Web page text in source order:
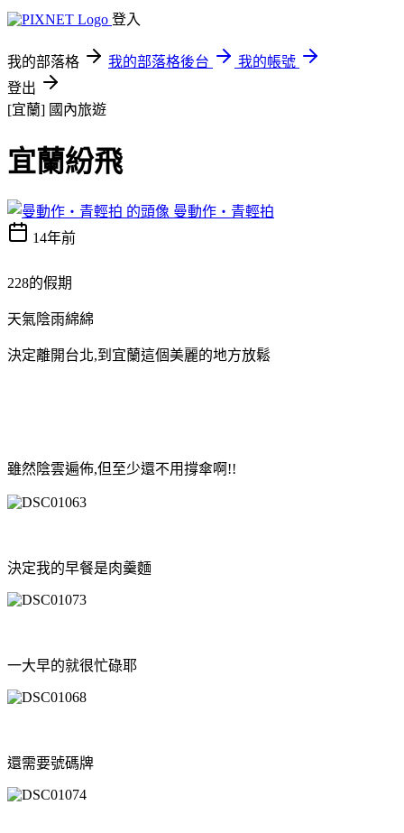
登入
我的部落格 我的部落格後台
我的帳號
登出
[宜蘭] 國內旅遊
宜蘭紛飛
曼動作‧青輕拍
14年前
228的假期
天氣陰雨綿綿
決定離開台北,到宜蘭這個美麗的地方放鬆
雖然陰雲遍佈,但至少還不用撐傘啊!!
決定我的早餐是肉羹麵
一大早的就很忙碌耶
還需要號碼牌